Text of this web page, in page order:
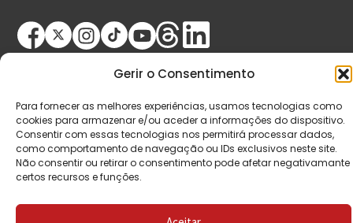
Gerir o Consentimento
Para fornecer as melhores experiências, usamos tecnologias como
cookies para armazenar e/ou aceder a informações do dispositivo.
Consentir com essas tecnologias nos permitirá processar dados,
como comportamento de navegação ou IDs exclusivos neste site.
Não consentir ou retirar o consentimento pode afetar negativamante
certos recursos e funções.
© Copyright 2026 Saída de Emergência. Todos os
direitos reservados.